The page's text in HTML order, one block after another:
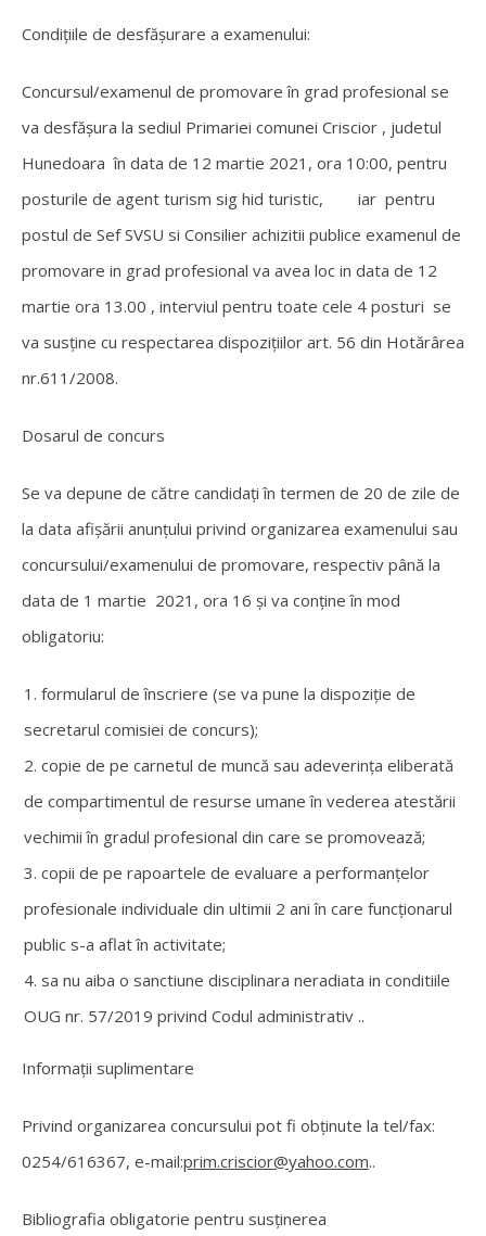
Condiţiile de desfăşurare a examenului:
Concursul/examenul de promovare în grad profesional se
va desfășura la sediul Primariei comunei Criscior , judetul
Hunedoara în data de 12 martie 2021, ora 10:00, pentru
posturile de agent turism sig hid turistic, iar pentru
postul de Sef SVSU si Consilier achizitii publice examenul de
promovare in grad profesional va avea loc in data de 12
martie ora 13.00 , interviul pentru toate cele 4 posturi se
va susține cu respectarea dispozițiilor art. 56 din Hotărârea
nr.611/2008.
Dosarul de concurs
Se va depune de către candidați în termen de 20 de zile de
la data afișării anunțului privind organizarea examenului sau
concursului/examenului de promovare, respectiv până la
data de 1 martie 2021, ora 16 și va conține în mod
obligatoriu:
formularul de înscriere (se va pune la dispoziție de
secretarul comisiei de concurs);
copie de pe carnetul de muncă sau adeverinţa eliberată
de compartimentul de resurse umane în vederea atestării
vechimii în gradul profesional din care se promovează;
copii de pe rapoartele de evaluare a performanţelor
profesionale individuale din ultimii 2 ani în care funcţionarul
public s-a aflat în activitate;
sa nu aiba o sanctiune disciplinara neradiata in conditiile
OUG nr. 57/2019 privind Codul administrativ ..
Informații suplimentare
Privind organizarea concursului pot fi obținute la tel/fax:
0254/616367, e-mail:prim.criscior@yahoo.com..
Bibliografia obligatorie pentru susţinerea